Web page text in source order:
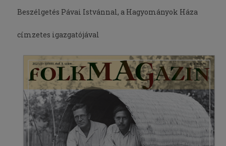
Beszélgetés Pávai Istvánnal, a Hagyományok Háza
címzetes igazgatójával